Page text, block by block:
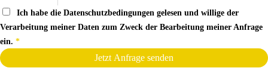
Ich habe dieDatenschutzbedingungen gelesen und willige der
Verarbeitung meiner Daten zum Zweck der Bearbeitung meiner Anfrage
ein. *
Jetzt Anfrage senden